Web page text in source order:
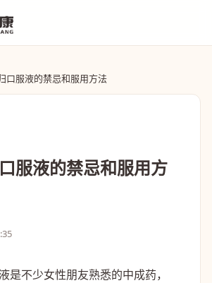
口服液的禁忌和服用方法
服液的禁忌和服用方
是不少女性朋友熟悉的中成药，